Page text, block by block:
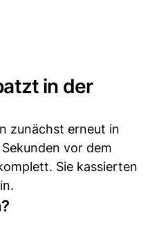
in der
zunächst erneut in
vor dem
Sie kassierten